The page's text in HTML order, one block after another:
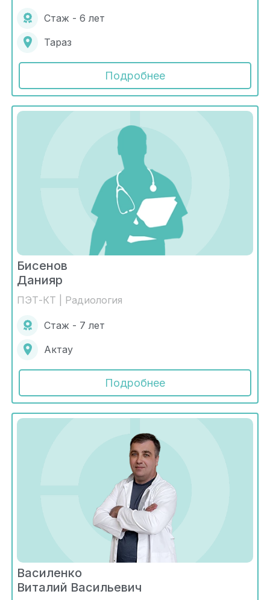
Стаж - 6 лет
Тараз
Подробнее
Бисенов
Данияр
ПЭТ-КТ | Радиология
Стаж - 7 лет
Актау
Подробнее
Василенко
Виталий Васильевич